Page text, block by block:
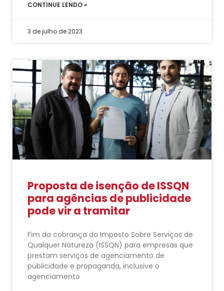
CONTINUE LENDO »
3 de julho de 2023
Proposta de isenção de ISSQN
para agências de publicidade
pode vir a tramitar
Fim da cobrança do Imposto Sobre Serviços de
Qualquer Natureza (ISSQN) para empresas que
prestam serviços de agenciamento de
publicidade e propaganda, inclusive o
agenciamento